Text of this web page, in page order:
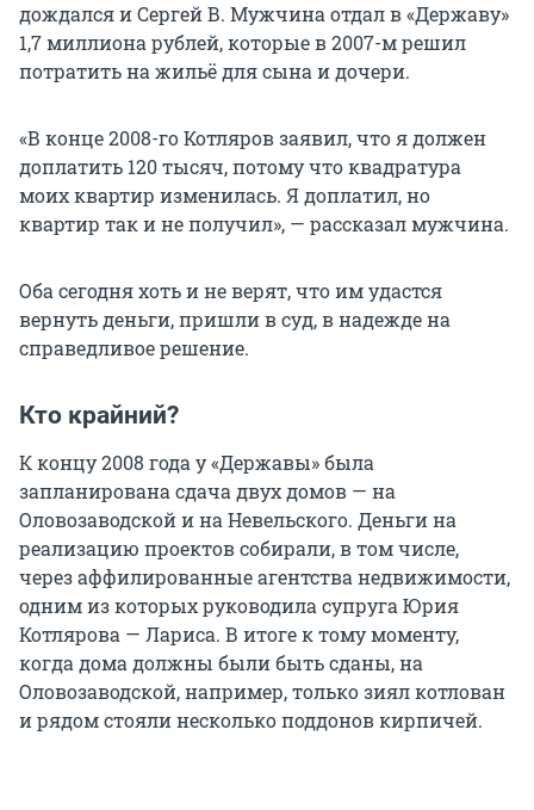
дождался и Сергей В. Мужчина отдал в «Державу»
1,7 миллиона рублей, которые в 2007-м решил
потратить на жильё для сына и дочери.
«В конце 2008-го Котляров заявил, что я должен
доплатить 120 тысяч, потому что квадратура
моих квартир изменилась. Я доплатил, но
квартир так и не получил», — рассказал мужчина.
Оба сегодня хоть и не верят, что им удастся
вернуть деньги, пришли в суд, в надежде на
справедливое решение.
Кто крайний?
К концу 2008 года у «Державы» была
запланирована сдача двух домов — на
Оловозаводской и на Невельского. Деньги на
реализацию проектов собирали, в том числе,
через аффилированные агентства недвижимости,
одним из которых руководила супруга Юрия
Котлярова — Лариса. В итоге к тому моменту,
когда дома должны были быть сданы, на
Оловозаводской, например, только зиял котлован
и рядом стояли несколько поддонов кирпичей.